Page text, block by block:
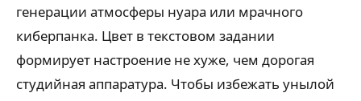
генерации атмосферы нуара или мрачного
киберпанка. Цвет в текстовом задании
формирует настроение не хуже, чем дорогая
студийная аппаратура. Чтобы избежать унылой